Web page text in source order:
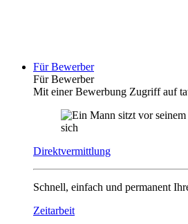
Für Bewerber
Für Bewerber
Mit einer Bewerbung Zugriff auf
Direktvermittlung
Schnell, einfach und permanent
Zeitarbeit